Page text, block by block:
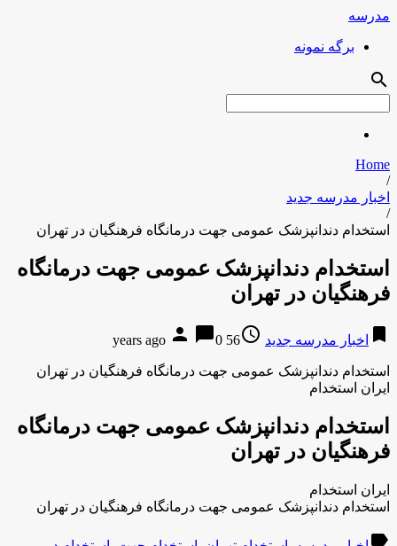
مدرسه
برگه نمونه
search
Home
/
اخبار مدرسه جدید
/
استخدام دندانپزشک عمومی جهت درمانگاه فرهنگیان در تهران
استخدام دندانپزشک عمومی جهت درمانگاه
فرهنگیان در تهران
bookmark اخبار مدرسه جدید access_time
56 years ago
person chat_bubble0
استخدام دندانپزشک عمومی جهت درمانگاه فرهنگیان در تهران
ایران استخدام
استخدام دندانپزشک عمومی جهت درمانگاه
فرهنگیان در تهران
ایران استخدام
استخدام دندانپزشک عمومی جهت درمانگاه فرهنگیان در تهران
label